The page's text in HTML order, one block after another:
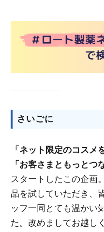
さいごに
「ネット限定のコスメ
「お客さまともっとつ
スタートしたこの企画
品を試していただき、
ッフ一同とても温かい
た。改めましてお越し